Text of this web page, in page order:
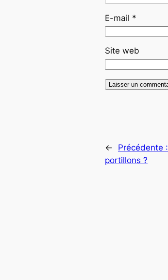
E-mail *
Site web
← Précédente :
portillons ?